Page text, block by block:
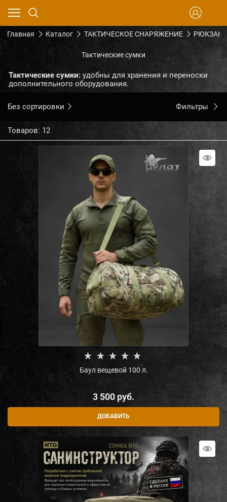
Главная Каталог ТАКТИЧЕСКОЕ СНАРЯЖЕНИЕ
Тактические сумки
Тактические сумки: удобны для хранения и переноски
дополнительного оборудования.
Без сортировки Фильтры
Товаров: 12
Баул вещевой 100 л.
3 500 руб.
ДОБАВИТЬ